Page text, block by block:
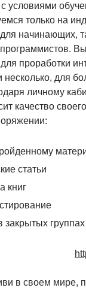
с условиями
только на
для начинающих,
проработки
несколько, для
личному
качество
статьи
книг
группах
в своем мире,